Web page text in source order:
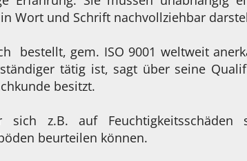
Wort und Schrift nachvollziehbar
bestellt, gem. ISO 9001 weltweit
tätig ist, sagt über seine
besitzt.
sich z.B. auf
beurteilen können.